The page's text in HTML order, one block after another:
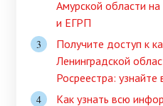
Амурской области
и ЕГРП
Получите доступ к
Ленинградской
Росреестра:
Как узнать всю